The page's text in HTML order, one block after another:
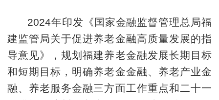
2024年印发《国家金融监督管理总局福
建监管局关于促进养老金融高质量发展的指
导意见》，规划福建养老金融发展长期目标
和短期目标，明确养老金金融、养老产业金
融、养老服务金融三方面工作重点和二十一